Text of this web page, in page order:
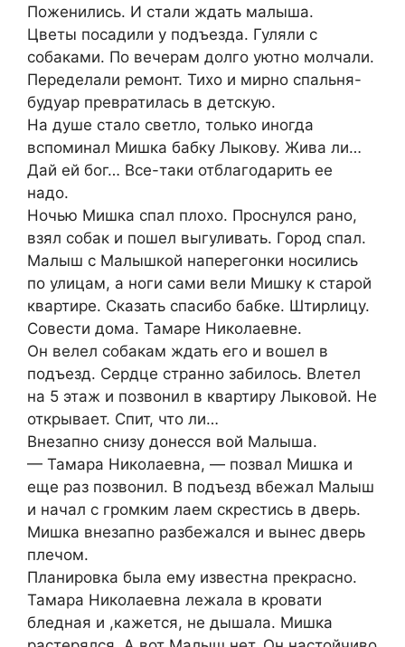
Поженились. И стали ждать малыша.
Цветы посадили у подъезда. Гуляли с
собаками. По вечерам долго уютно молчали.
Переделали ремонт. Тихо и мирно спальня-
будуар превратилась в детскую.
На душе стало светло, только иногда
вспоминал Мишка бабку Лыкову. Жива ли…
Дай ей бог… Все-таки отблагодарить ее
надо.
Ночью Мишка спал плохо. Проснулся рано,
взял собак и пошел выгуливать. Город спал.
Малыш с Малышкой наперегонки носились
по улицам, а ноги сами вели Мишку к старой
квартире. Сказать спасибо бабке. Штирлицу.
Совести дома. Тамаре Николаевне.
Он велел собакам ждать его и вошел в
подъезд. Сердце странно забилось. Влетел
на 5 этаж и позвонил в квартиру Лыковой. Не
открывает. Спит, что ли…
Внезапно снизу донесся вой Малыша.
— Тамара Николаевна, — позвал Мишка и
еще раз позвонил. В подъезд вбежал Малыш
и начал с громким лаем скрестись в дверь.
Мишка внезапно разбежался и вынес дверь
плечом.
Планировка была ему известна прекрасно.
Тамара Николаевна лежала в кровати
бледная и ,кажется, не дышала. Мишка